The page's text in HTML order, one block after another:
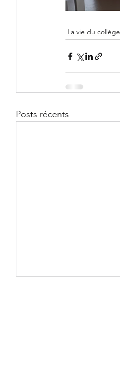
La vie du collège
Posts récents